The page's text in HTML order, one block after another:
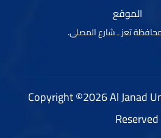
الموقع
تعز ـ شارع المصلى.
Copyright ©2026 Al Janad
Reserved